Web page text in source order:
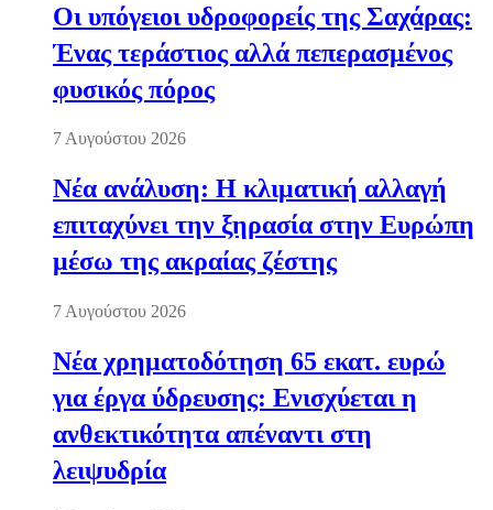
Οι υπόγειοι υδροφορείς της Σαχάρας:
Ένας τεράστιος αλλά πεπερασμένος
φυσικός πόρος
7 Αυγούστου 2026
Νέα ανάλυση: Η κλιματική αλλαγή
επιταχύνει την ξηρασία στην Ευρώπη
μέσω της ακραίας ζέστης
7 Αυγούστου 2026
Νέα χρηματοδότηση 65 εκατ. ευρώ
για έργα ύδρευσης: Ενισχύεται η
ανθεκτικότητα απέναντι στη
λειψυδρία